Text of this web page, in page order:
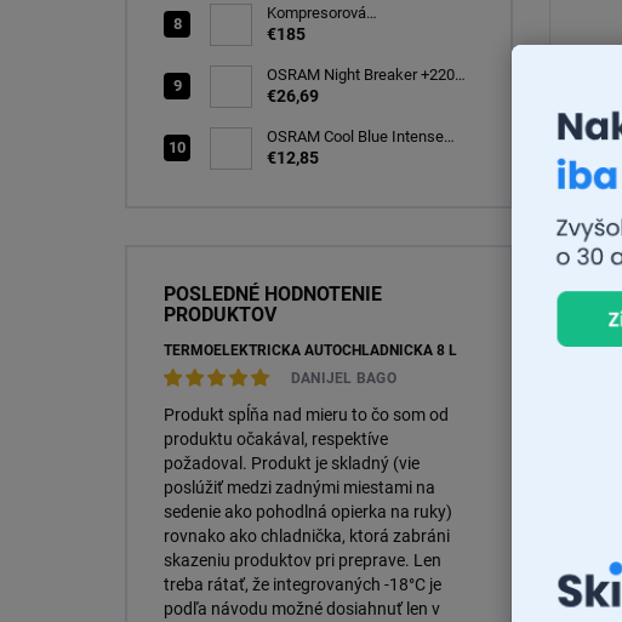
Kompresorová
autochladnička 25 litrov, -20C
€185
OSRAM Night Breaker +220%
H7 PX26d 12V 55W BOX
€26,69
OSRAM Cool Blue Intense
(NEXT GEN) H7 PX26d 12V
€12,85
POSLEDNÉ HODNOTENIE
PRODUKTOV
TERMOELEKTRICKÁ AUTOCHLADNIČKA 8 L
DANIJEL BAGO
Produkt spĺňa nad mieru to čo som od
produktu očakával, respektíve
požadoval. Produkt je skladný (vie
poslúžiť medzi zadnými miestami na
sedenie ako pohodlná opierka na ruky)
rovnako ako chladnička, ktorá zabráni
skazeniu produktov pri preprave. Len
treba rátať, že integrovaných -18°C je
podľa návodu možné dosiahnuť len v